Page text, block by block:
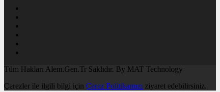
Tüm Hakları Alem.Gen.Tr Saklıdır. By MAT Technology
Çerezler ile ilgili bilgi için Çerez Politikamızı ziyaret edebilirsiniz.